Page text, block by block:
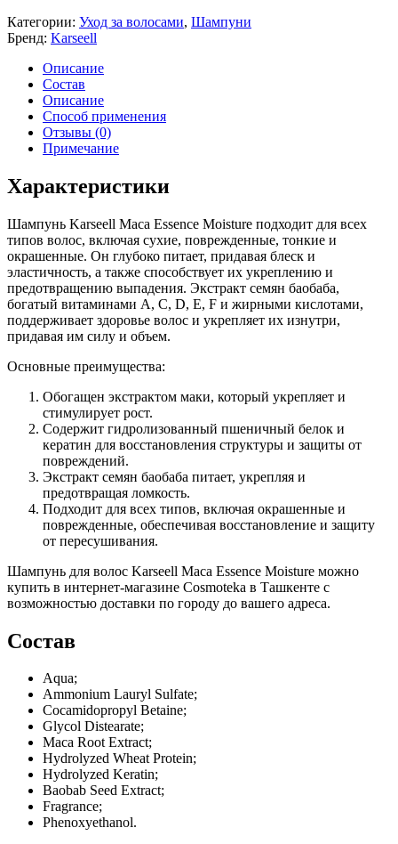
Категории: Уход за волосами, Шампуни
Бренд: Karseell
Описание
Состав
Описание
Способ применения
Отзывы (0)
Примечание
Характеристики
Шампунь Karseell Maca Essence Moisture подходит для всех
типов волос, включая сухие, поврежденные, тонкие и
окрашенные. Он глубоко питает, придавая блеск и
эластичность, а также способствует их укреплению и
предотвращению выпадения. Экстракт семян баобаба,
богатый витаминами A, C, D, E, F и жирными кислотами,
поддерживает здоровье волос и укрепляет их изнутри,
придавая им силу и объем.
Основные преимущества:
Обогащен экстрактом маки, который укрепляет и
стимулирует рост.
Содержит гидролизованный пшеничный белок и
кератин для восстановления структуры и защиты от
повреждений.
Экстракт семян баобаба питает, укрепляя и
предотвращая ломкость.
Подходит для всех типов, включая окрашенные и
поврежденные, обеспечивая восстановление и защиту
от пересушивания.
Шампунь для волос Karseell Maca Essence Moisture можно
купить в интернет-магазине Cosmoteka в Ташкенте с
возможностью доставки по городу до вашего адреса.
Состав
Aqua;
Ammonium Lauryl Sulfate;
Cocamidopropyl Betaine;
Glycol Distearate;
Maca Root Extract;
Hydrolyzed Wheat Protein;
Hydrolyzed Keratin;
Baobab Seed Extract;
Fragrance;
Phenoxyethanol.